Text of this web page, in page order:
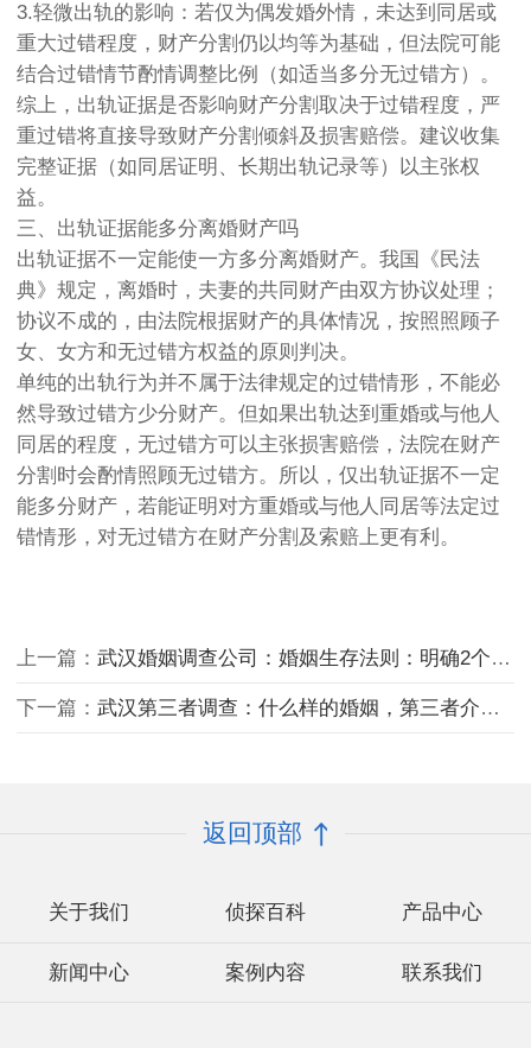
3.轻微出轨的影响：若仅为偶发婚外情，未达到同居或
重大过错程度，财产分割仍以均等为基础，但法院可能
结合过错情节酌情调整比例（如适当多分无过错方）。
综上，出轨证据是否影响财产分割取决于过错程度，严
重过错将直接导致财产分割倾斜及损害赔偿。建议收集
完整证据（如同居证明、长期出轨记录等）以主张权
益。
三、出轨证据能多分离婚财产吗
出轨证据不一定能使一方多分离婚财产。我国《民法
典》规定，离婚时，夫妻的共同财产由双方协议处理；
协议不成的，由法院根据财产的具体情况，按照照顾子
女、女方和无过错方权益的原则判决。
单纯的出轨行为并不属于法律规定的过错情形，不能必
然导致过错方少分财产。但如果出轨达到重婚或与他人
同居的程度，无过错方可以主张损害赔偿，法院在财产
分割时会酌情照顾无过错方。所以，仅出轨证据不一定
能多分财产，若能证明对方重婚或与他人同居等法定过
错情形，对无过错方在财产分割及索赔上更有利。
上一篇： 武汉婚姻调查公司：婚姻生存法则：明确2个方向，原配就能活的很爽、很解气
下一篇： 武汉第三者调查：什么样的婚姻，第三者介入不了？
返回顶部
关于我们 侦探百科 产品中心
新闻中心 案例内容 联系我们